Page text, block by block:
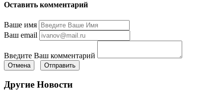
Оставить комментарий
Ваше имя
Ваш email
Введите Ваш комментарий
Отмена Отправить
Другие Новости